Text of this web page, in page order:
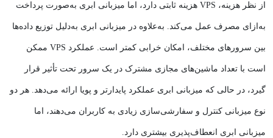
از نظر هزینه، VPS هزینه ثابتی دارد، اما میزبانی ابری به‌صورت پرداخت
به‌ازای مصرف عمل می‌کند. به‌علاوه در میزبانی ابری به‌دلیل توزیع داده‌ها
بین سرورهای مختلف، امکان خرابی کمتر است. عملکرد VPS ممکن
است با تعداد ماشین‌های مجازی مشترک در یک سرور تحت تأثیر قرار
گیرد، در حالی که میزبانی ابری عملکرد پایدارتر و پویا ارائه می‌دهد. هر دو
نوع میزبانی کنترل و سفارشی‌سازی زیادی به کاربران می‌دهند، اما
میزبانی ابری انعطاف‌پذیری بیشتری دارد.